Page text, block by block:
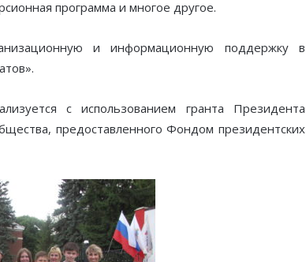
программа и многое другое.
и информационную поддержку в
с использованием гранта Президента
предоставленного Фондом президентских